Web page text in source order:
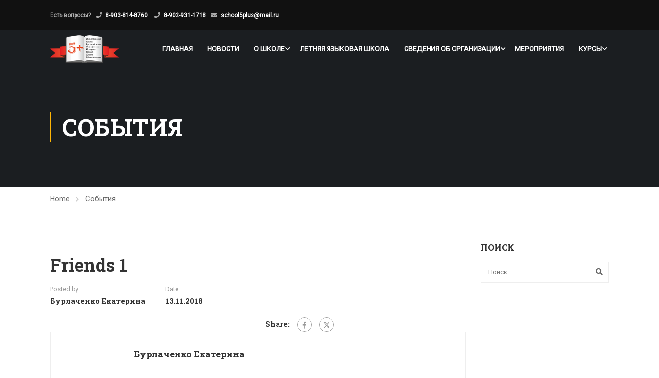
Есть вопросы? 8-903-814-8760 8-902-931-1718 school5plus@mail.ru
ГЛАВНАЯ НОВОСТИ О ШКОЛЕ ЛЕТНЯЯ ЯЗЫКОВАЯ ШКОЛА СВЕДЕНИЯ ОБ ОРГАНИЗАЦИИ МЕРОПРИЯТИЯ КУРСЫ
СОБЫТИЯ
Home События
Friends 1
Posted by
Бурлаченко Екатерина
Date
13.11.2018
Share:
Бурлаченко Екатерина
ПОИСК